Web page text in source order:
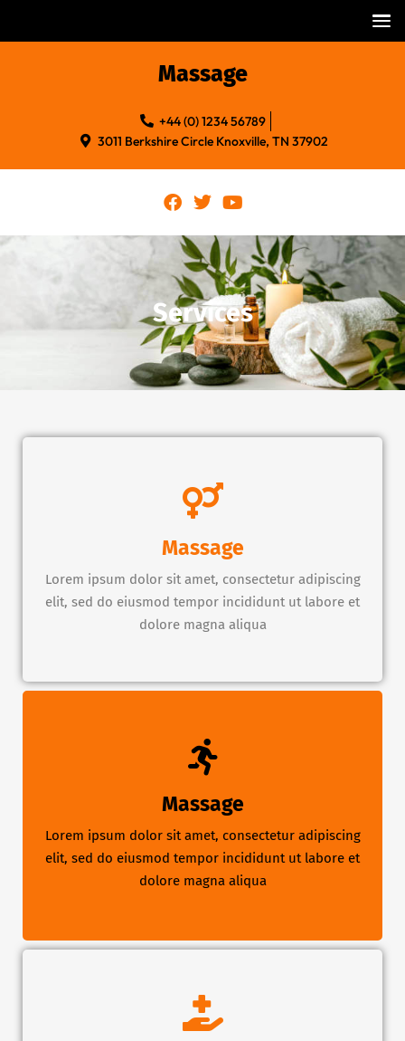
Massage
+44 (0) 1234 56789
3011 Berkshire Circle Knoxville, TN 37902
Services
Massage
Lorem ipsum dolor sit amet, consectetur adipiscing
elit, sed do eiusmod tempor incididunt ut labore et
dolore magna aliqua
Massage
Lorem ipsum dolor sit amet, consectetur adipiscing
elit, sed do eiusmod tempor incididunt ut labore et
dolore magna aliqua